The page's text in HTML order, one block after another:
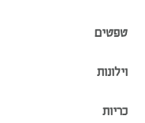
טפטים
וילונות
כריות